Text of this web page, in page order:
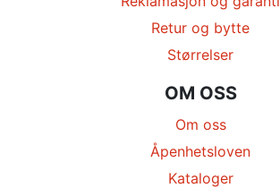
Retur og bytte
Størrelser
OM OSS
Om oss
Åpenhetsloven
Kataloger